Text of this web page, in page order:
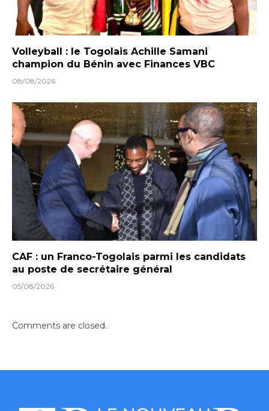
Volleyball : le Togolais Achille Samani
champion du Bénin avec Finances VBC
08/08/2026
CAF : un Franco-Togolais parmi les candidats
au poste de secrétaire général
05/08/2026
Comments are closed.